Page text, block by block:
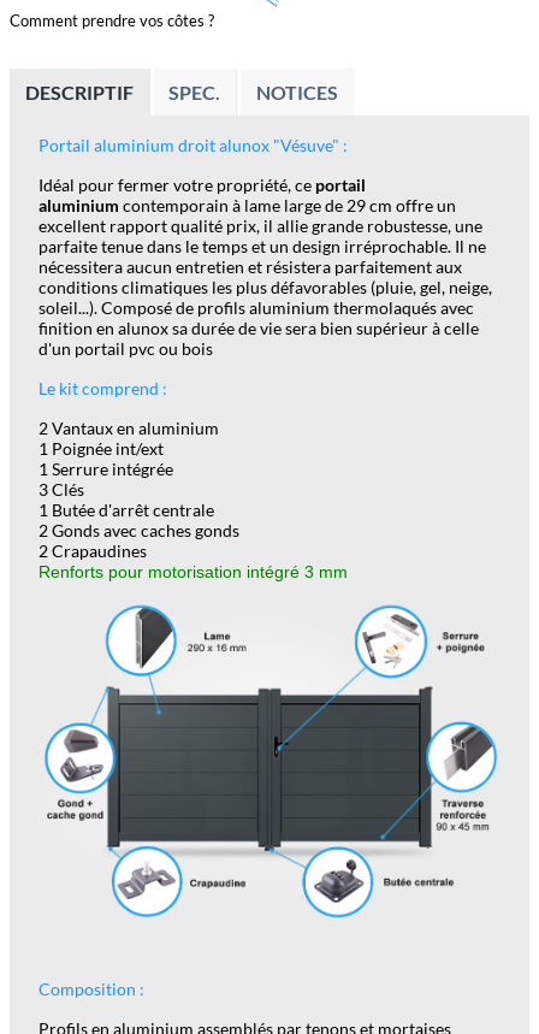
Comment prendre vos côtes ?
DESCRIPTIF SPEC. NOTICES
Portail aluminium droit alunox "Vésuve" :
Idéal pour fermer votre propriété, ce portail
aluminium contemporain à lame large de 29 cm offre un
excellent rapport qualité prix, il allie grande robustesse, une
parfaite tenue dans le temps et un design irréprochable. Il ne
nécessitera aucun entretien et résistera parfaitement aux
conditions climatiques les plus défavorables (pluie, gel, neige,
soleil...). Composé de profils aluminium thermolaqués avec
finition en alunox sa durée de vie sera bien supérieur à celle
d'un portail pvc ou bois
Le kit comprend :
2 Vantaux en aluminium
1 Poignée int/ext
1 Serrure intégrée
3 Clés
1 Butée d'arrêt centrale
2 Gonds avec caches gonds
2 Crapaudines
Renforts pour motorisation intégré 3 mm
Composition :
Profils en aluminium assemblés par tenons et mortaises